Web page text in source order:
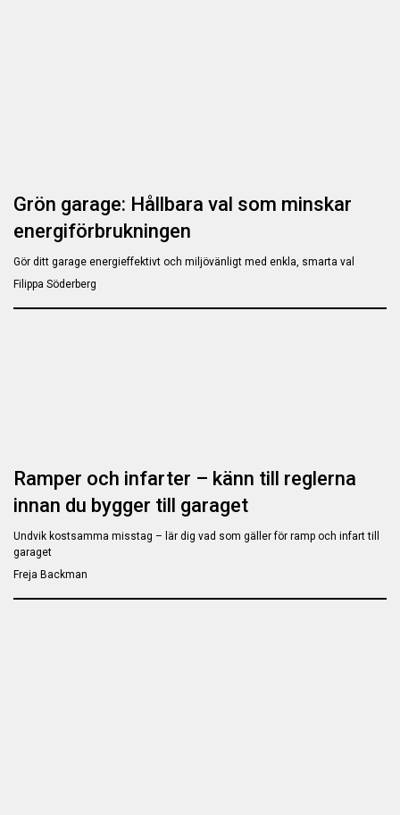
Grön garage: Hållbara val som minskar
energiförbrukningen
Gör ditt garage energieffektivt och miljövänligt med enkla, smarta val
Filippa Söderberg
Ramper och infarter – känn till reglerna
innan du bygger till garaget
Undvik kostsamma misstag – lär dig vad som gäller för ramp och infart till
garaget
Freja Backman